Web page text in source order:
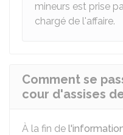
mineurs est prise
chargé de l'affaire.
Comment se
cour d'assises
À la fin de